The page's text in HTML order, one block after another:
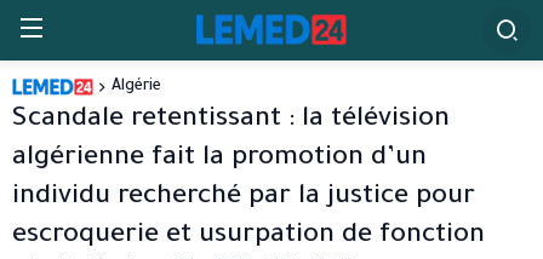
Algérie
Scandale retentissant : la télévision
algérienne fait la promotion d’un
individu recherché par la justice pour
escroquerie et usurpation de fonction